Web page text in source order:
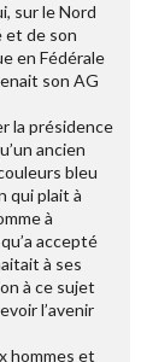
sur le Nord
et de son
en Fédérale
son AG
la présidence
ancien
bleu
qui plait à
à
accepté
à ses
à ce sujet
l’avenir
hommes et